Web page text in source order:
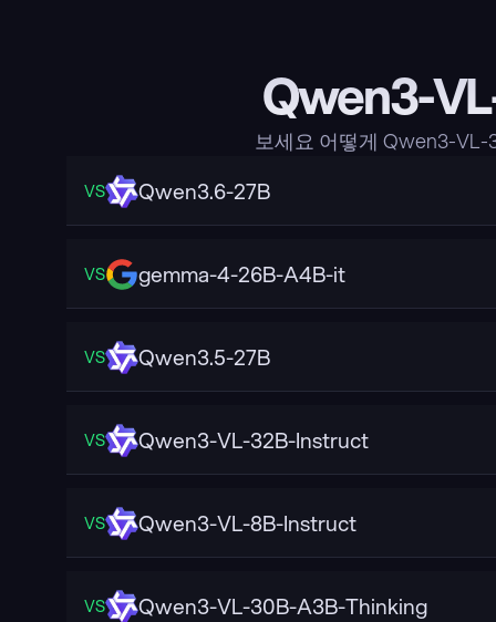
Qwen3-
보세요 어떻게 Qwen3-
VS Qwen3.6-27B
VS gemma-4-26B-A4B-it
VS Qwen3.5-27B
VS Qwen3-VL-32B-Instruct
VS Qwen3-VL-8B-Instruct
VS Qwen3-VL-30B-A3B-Thinking